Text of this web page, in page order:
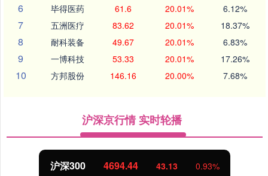
6 毕得医药 61.6 20.01% 6.12%
7 五洲医疗 83.62 20.01% 18.37%
8 耐科装备 49.67 20.01% 6.83%
9 一博科技 53.33 20.01% 17.26%
10 方邦股份 146.16 20.00% 7.68%
沪深京行情 实时轮播
北证50 1134.24 11.37 1.01%